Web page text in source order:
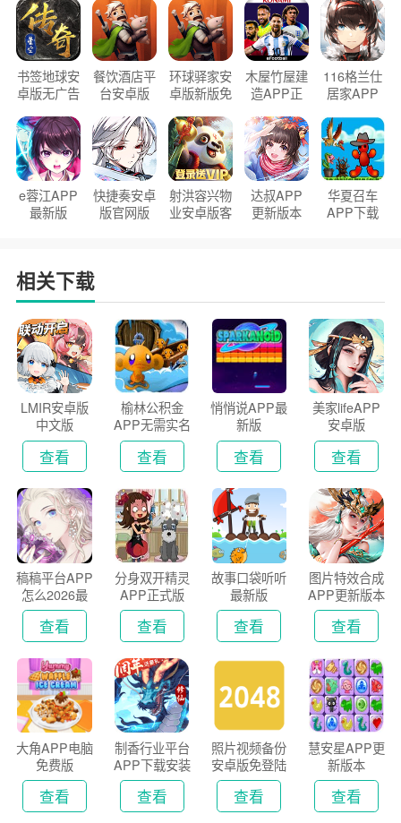
书签地球安
卓版无广告
餐饮酒店平
台安卓版
环球驿家安
卓版新版免
木屋竹屋建
造APP正
116格兰仕
居家APP
e蓉江APP
最新版
快捷奏安卓
版官网版
射洪容兴物
业安卓版客
达叔APP
更新版本
华夏召车
APP下载
相关下载
LMIR安卓版
中文版
查看
榆林公积金
APP无需实名
认证版
查看
悄悄说APP最
新版
查看
美家lifeAPP
安卓版
查看
稿稿平台APP
怎么2026最
新版
查看
分身双开精灵
APP正式版
查看
故事口袋听听
最新版
查看
图片特效合成
APP更新版本
2026
查看
大角APP电脑
免费版
查看
制香行业平台
APP下载安装
2026
查看
照片视频备份
安卓版免登陆
版
查看
慧安星APP更
新版本
查看